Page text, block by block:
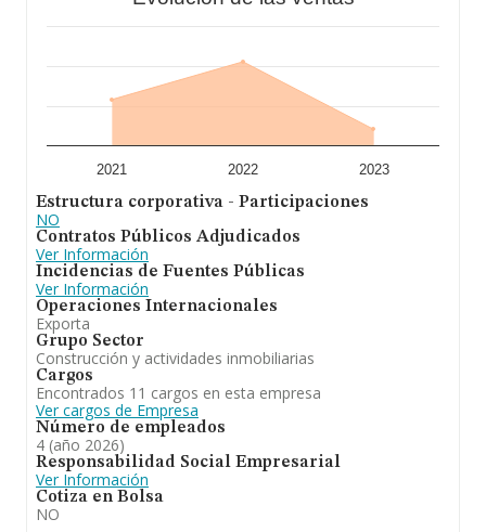
2021 2022 2023
Estructura corporativa - Participaciones
NO
Contratos Públicos Adjudicados
Ver Información
Incidencias de Fuentes Públicas
Ver Información
Operaciones Internacionales
Exporta
Grupo Sector
Construcción y actividades inmobiliarias
Cargos
Encontrados 11 cargos en esta empresa
Ver cargos de Empresa
Número de empleados
4 (año 2026)
Responsabilidad Social Empresarial
Ver Información
Cotiza en Bolsa
NO